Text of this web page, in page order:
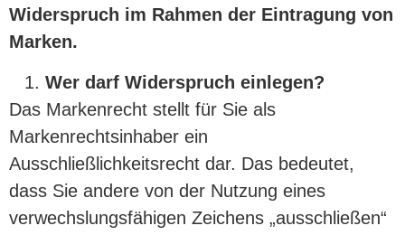
Widerspruch im Rahmen der Eintragung von
Marken.
Wer darf Widerspruch einlegen?
Das Markenrecht stellt für Sie als
Markenrechtsinhaber ein
Ausschließlichkeitsrecht dar. Das bedeutet,
dass Sie andere von der Nutzung eines
verwechslungsfähigen Zeichens „ausschließen“